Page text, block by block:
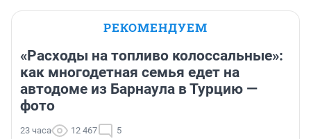
РЕКОМЕНДУЕМ
«Расходы на топливо колоссальные»:
как многодетная семья едет на
автодоме из Барнаула в Турцию —
фото
23 часа 12 467 5